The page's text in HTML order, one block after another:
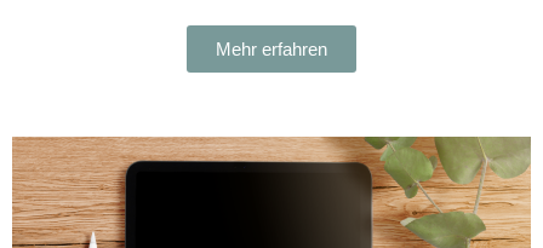
Mehr erfahren